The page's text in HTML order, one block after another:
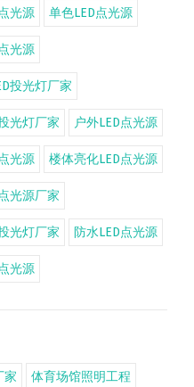
光源 单色LED点光源
光源
投光灯厂家
光灯厂家 户外LED点光源
光源 楼体亮化LED点光源
光源厂家
光灯厂家 防水LED点光源
光源
家 体育场馆照明工程